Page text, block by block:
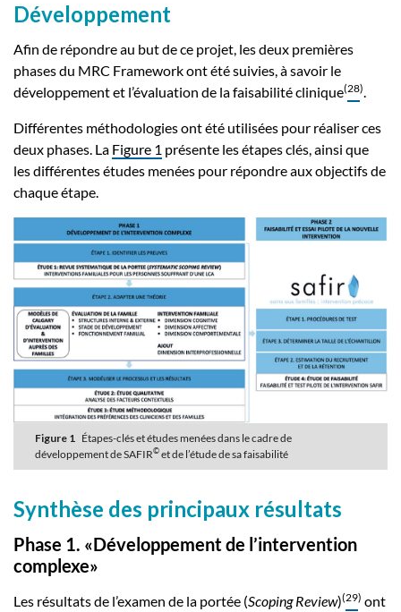
Développement
Afin de répondre au but de ce projet, les deux premières
phases du MRC Framework ont été suivies, à savoir le
développement et l’évaluation de la faisabilité clinique(28).
Différentes méthodologies ont été utilisées pour réaliser ces
deux phases. La Figure 1 présente les étapes clés, ainsi que
les différentes études menées pour répondre aux objectifs de
chaque étape.
Figure 1
Étapes-clés et études menées dans le cadre de
développement de SAFIR©et de l’étude de sa faisabilité
Synthèse des principaux résultats
Phase 1. «Développement de l’intervention
complexe»
Les résultats de l’examen de la portée (Scoping Review)(29) ont